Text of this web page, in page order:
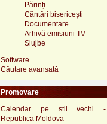
Părinți
Cântări bisericești
Documentare
Arhivă emisiuni TV
Slujbe
Software
Căutare avansată
Promovare
Calendar pe stil vechi -
Republica Moldova